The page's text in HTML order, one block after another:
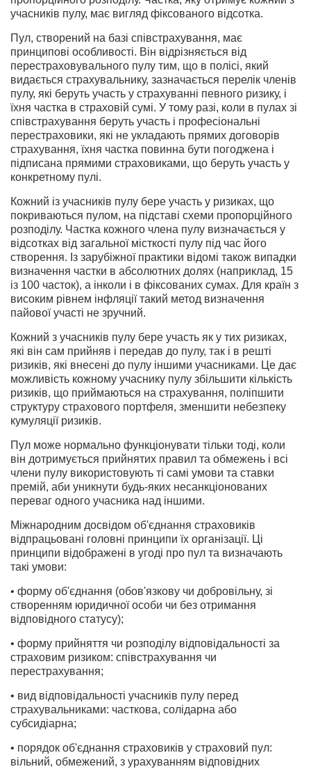
учасників пулу, має вигляд фіксованого відсотка.
Пул, створений на базі співстрахування, має
принципові особливості. Він відрізняється від
перестраховувального пулу тим, що в полісі, який
видається страхувальнику, зазначається перелік членів
пулу, які беруть участь у страхуванні певного ризику, і
їхня частка в страховій сумі. У тому разі, коли в пулах зі
співстрахування беруть участь і професіональні
перестраховики, які не укладають прямих договорів
страхування, їхня частка повинна бути погоджена і
підписана прямими страховиками, що беруть участь у
конкретному пулі.
Кожний із учасників пулу бере участь у ризиках, що
покриваються пулом, на підставі схеми пропорційного
розподілу. Частка кожного члена пулу визначається у
відсотках від загальної місткості пулу під час його
створення. Із зарубіжної практики відомі також випадки
визначення частки в абсолютних долях (наприклад, 15
із 100 часток), а інколи і в фіксованих сумах. Для країн з
високим рівнем інфляції такий метод визначення
пайової участі не зручний.
Кожний з учасників пулу бере участь як у тих ризиках,
які він сам прийняв і передав до пулу, так і в решті
ризиків, які внесені до пулу іншими учасниками. Це дає
можливість кожному учаснику пулу збільшити кількість
ризиків, що приймаються на страхування, поліпшити
структуру страхового портфеля, зменшити небезпеку
кумуляції ризиків.
Пул може нормально функціонувати тільки тоді, коли
він дотримується прийнятих правил та обмежень і всі
члени пулу використовують ті самі умови та ставки
премій, аби уникнути будь-яких несанкціонованих
переваг одного учасника над іншими.
Міжнародним досвідом об'єднання страховиків
відпрацьовані головні принципи їх організації. Ці
принципи відображені в угоді про пул та визначають
такі умови:
• форму об'єднання (обов'язкову чи добровільну, зі
створенням юридичної особи чи без отримання
відповідного статусу);
• форму прийняття чи розподілу відповідальності за
страховим ризиком: співстрахування чи
перестрахування;
• вид відповідальності учасників пулу перед
страхувальниками: часткова, солідарна або
субсидіарна;
• порядок об'єднання страховиків у страховий пул:
вільний, обмежений, з урахуванням відповідних